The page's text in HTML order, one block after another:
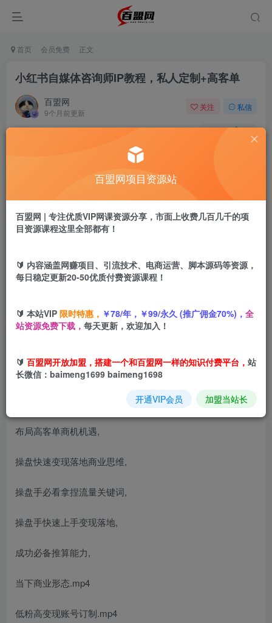
首页 会员免费 正文
小红书自媒体咨询师IP教程，私人定制+高客单
百盟网
9个月前更新
关注 私信
818 18
小红书自媒体咨询师IP教程，私人定制+高客单
此内容为付费阅读，请付费后查看
9.9
年卡会员免费
您当前未登录！建议登陆后购买，可保存购买订单
小红书自媒体咨询师IP教程，私人定制+高客单
课程内容：
布局高客单商机机遇,
操盘快速变现落地商业思维,
操盘手必看拿捏流量关键词,
操盘手快速上手变现落地,
成功必备推算能力,
当下商业形态.mp4
低粉高变现账号订制.mp4
百盟网项目资源站
百盟网 | 专注优质VIP网课资源分享，市面上收费几百几千的项
目资源课程这里全部都有！
🔰 内容涵盖网赚项目、引流技术、电商运营、脚本源码等资源，
每日稳定更新20-50优质付费资源课程！
🔰 本站VIP 限时特惠， ￥78/年，￥99/永久 (推广佣金70%)， 全
站资源免费下载， 每天更新，欢迎加入！
🔰 百盟网开放加盟，搭建一个和百盟网一样的知识付费平台， 站
长微信：baimeng1699 baimeng1698
开通VIP会员 加盟当站长